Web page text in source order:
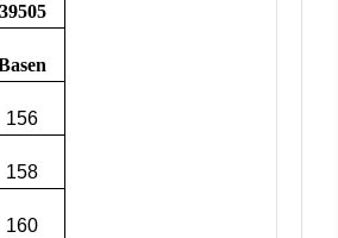
39505
156
158
160